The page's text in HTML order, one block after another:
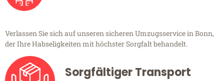
Verlassen Sie sich auf unseren sicheren Umzugsservice in Bonn,
der Ihre Habseligkeiten mit höchster Sorgfalt behandelt.
Sorgfältiger Transport